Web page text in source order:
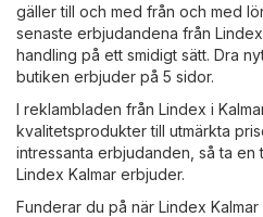
gäller till och med från och med
senaste erbjudandena från
handling på ett smidigt sätt. Dra
butiken erbjuder på 5 sidor.
I reklambladen från Lindex i
kvalitetsprodukter till utmärkta
intressanta erbjudanden, så ta en
Lindex Kalmar erbjuder.
Funderar du på när Lindex